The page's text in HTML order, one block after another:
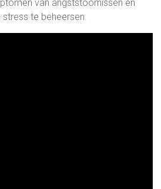
van angststoornissen en
te beheersen.